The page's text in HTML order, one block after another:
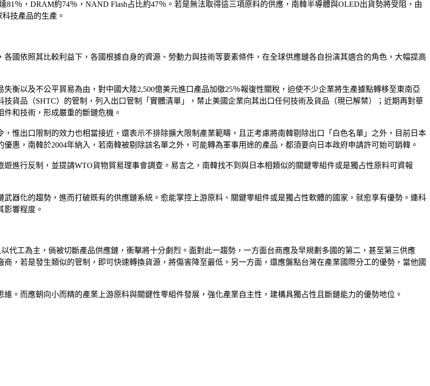
％，DRAM約74％，NAND Flash占比約47％。若是無法取得這三項原料的供應，南韓半導體與OLED出貨勢將受阻，由
技產品的生產。
國依照其比較利益下，各國根據自身的資源、勞動力與技術等要素條件，在全球供應鏈各自扮演其適合的角色，大幅提高
衡以及不公平貿易為由，對中國大陸2,500億美元進口產品加徵25％報復性關稅，迫使不少企業將生產據點轉移至東南亞
貨品（SHTC）的管制，列入出口管制「實體清單」，禁止美國企業向其出口任何技術及貨品（現已解禁）；近期再對華
和技術，形成嚴重的斷鏈危機。
，惟出口限制的效力也相當接近，還表示不排除擴大限制產業範疇，且正考慮將南韓剔除出口「白色名單」之外，目前日本
惠，南韓於2004年納入，若南韓被剔除該名單之外，可能轉為軍事用途的產品，都須要向日本政府申請許可始可銷韓。
進行反制，並提請WTO貨物貿易理事會調查。易言之，南韓找不到與日本相類似的關鍵零組件或是獨占性原料可資報
器化的趨勢，進而打破既有的供應鏈系統。愈能掌控上游原料、關鍵零組件或是獨占性軟體的國家，就愈享有優勢。連科
影響程度。
代工為主，倘被切斷產品供應鏈，衝擊將十分劇烈。面對此一趨勢，一方面台商應及早規劃多國的第二，甚至第三供應
，若是發生類似的管制，即可快速轉換貨源，將傷害降至最低。另一方面，還應盤點台灣在產業國際分工的優勢，當他國
。而應朝向小而精的產業上游原料與關鍵性零組件發展，強化產業自主性，建構具獨占性且斷鏈能力的優勢地位。